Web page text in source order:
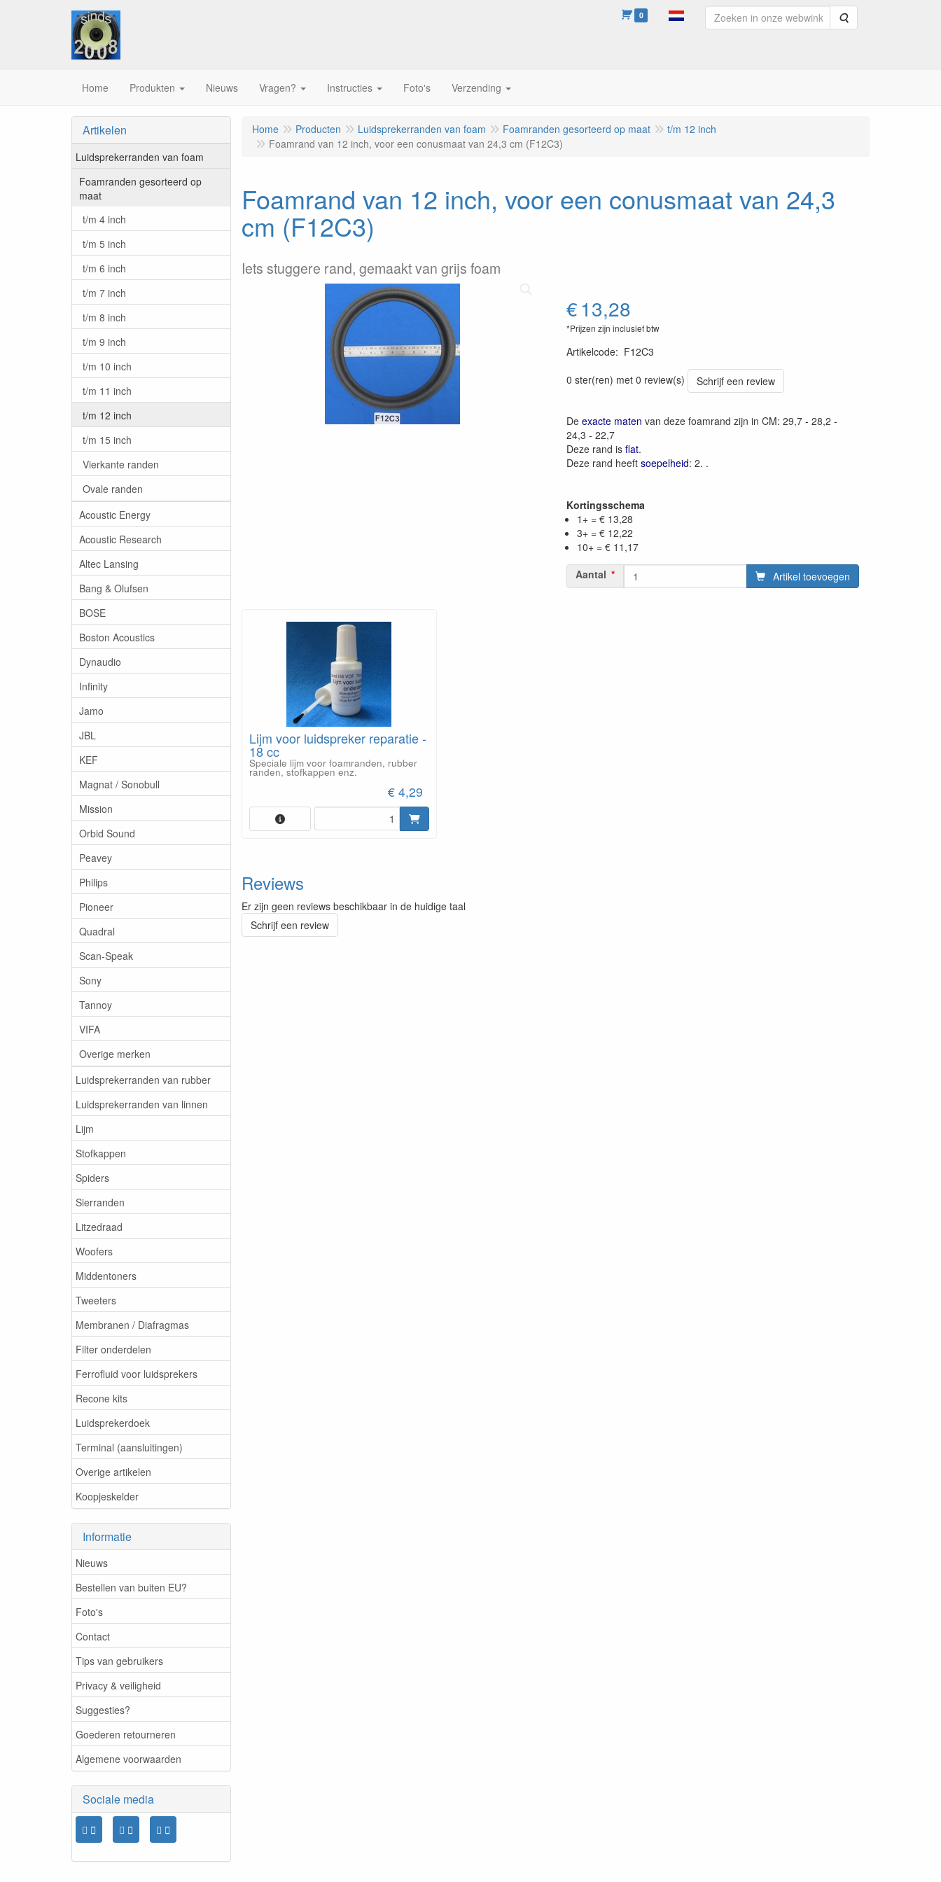
0 Zoeken
Home Produkten Nieuws Vragen? Instructies Foto's Verzending
Artikelen
Luidsprekerranden van foam
Foamranden gesorteerd op
maat
t/m 4 inch
t/m 5 inch
t/m 6 inch
t/m 7 inch
t/m 8 inch
t/m 9 inch
t/m 10 inch
t/m 11 inch
t/m 12 inch
t/m 15 inch
Vierkante randen
Ovale randen
Acoustic Energy
Acoustic Research
Altec Lansing
Bang & Olufsen
BOSE
Boston Acoustics
Dynaudio
Infinity
Jamo
JBL
KEF
Magnat / Sonobull
Mission
Orbid Sound
Peavey
Philips
Pioneer
Quadral
Scan-Speak
Sony
Tannoy
VIFA
Overige merken
Luidsprekerranden van rubber
Luidsprekerranden van linnen
Lijm
Stofkappen
Spiders
Sierranden
Litzedraad
Woofers
Middentoners
Tweeters
Membranen / Diafragmas
Filter onderdelen
Ferrofluid voor luidsprekers
Recone kits
Luidsprekerdoek
Terminal (aansluitingen)
Overige artikelen
Koopjeskelder
Informatie
Nieuws
Bestellen van buiten EU?
Foto's
Contact
Tips van gebruikers
Privacy & veiligheid
Suggesties?
Goederen retourneren
Algemene voorwaarden
Sociale media
Home Producten Luidsprekerranden van foam Foamranden gesorteerd op maat
t/m 12 inch
Foamrand van 12 inch, voor een conusmaat van 24,3 cm (F12C3)
Foamrand van 12 inch, voor een conusmaat van 24,3
cm (F12C3)
Iets stuggere rand, gemaakt van grijs foam
€13,28
*Prijzen zijn inclusief btw
Artikelcode: F12C3
0 ster(ren) met 0 review(s)
Schrijf een review
De exacte maten van deze foamrand zijn in CM: 29,7 - 28,2 -
24,3 - 22,7
Deze rand is flat.
Deze rand heeft soepelheid: 2. .
Kortingsschema
1+ = € 13,28
3+ = € 12,22
10+ = € 11,17
Aantal
Artikel toevoegen
Lijm voor luidspreker reparatie -
18 cc
Speciale lijm voor foamranden, rubber
randen, stofkappen enz.
€ 4,29
Reviews
Er zijn geen reviews beschikbaar in de huidige taal
Schrijf een review